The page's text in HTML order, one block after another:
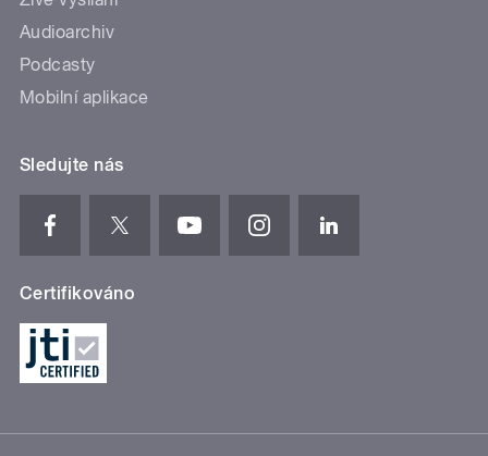
Audioarchiv
Podcasty
Mobilní aplikace
Sledujte nás
Certifikováno